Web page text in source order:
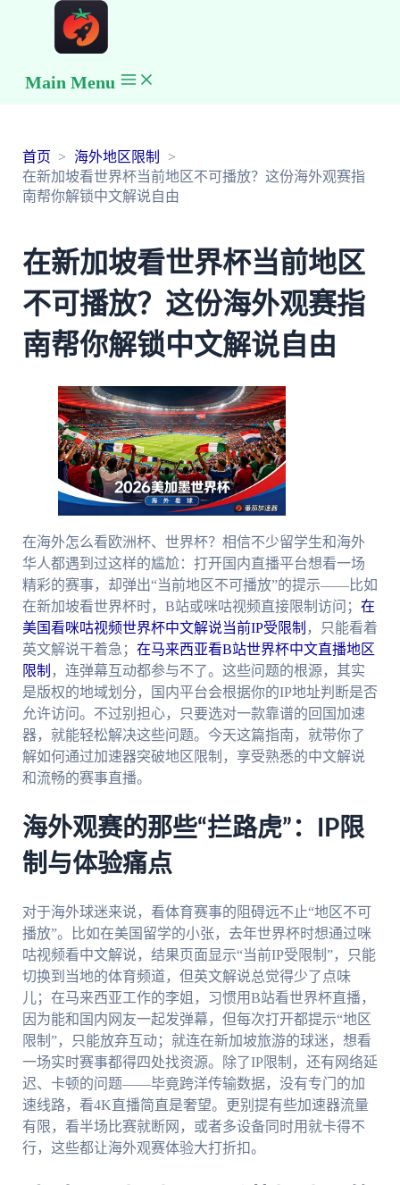
Main Menu
首页
海外地区限制
在新加坡看世界杯当前地区不可播放？这份海外观赛指
南帮你解锁中文解说自由
在新加坡看世界杯当前地区
不可播放？这份海外观赛指
南帮你解锁中文解说自由
在海外怎么看欧洲杯、世界杯？相信不少留学生和海外
华人都遇到过这样的尴尬：打开国内直播平台想看一场
精彩的赛事，却弹出“当前地区不可播放”的提示——比如
在新加坡看世界杯时，B站或咪咕视频直接限制访问； 在
美国看咪咕视频世界杯中文解说当前IP受限制 ，只能看着
英文解说干着急； 在马来西亚看B站世界杯中文直播地区
限制 ，连弹幕互动都参与不了。这些问题的根源，其实
是版权的地域划分，国内平台会根据你的IP地址判断是否
允许访问。不过别担心，只要选对一款靠谱的回国加速
器，就能轻松解决这些问题。今天这篇指南，就带你了
解如何通过加速器突破地区限制，享受熟悉的中文解说
和流畅的赛事直播。
海外观赛的那些“拦路虎”：IP限
制与体验痛点
对于海外球迷来说，看体育赛事的阻碍远不止“地区不可
播放”。比如在美国留学的小张，去年世界杯时想通过咪
咕视频看中文解说，结果页面显示“当前IP受限制”，只能
切换到当地的体育频道，但英文解说总觉得少了点味
儿；在马来西亚工作的李姐，习惯用B站看世界杯直播，
因为能和国内网友一起发弹幕，但每次打开都提示“地区
限制”，只能放弃互动；就连在新加坡旅游的球迷，想看
一场实时赛事都得四处找资源。除了IP限制，还有网络延
迟、卡顿的问题——毕竟跨洋传输数据，没有专门的加
速线路，看4K直播简直是奢望。更别提有些加速器流量
有限，看半场比赛就断网，或者多设备同时用就卡得不
行，这些都让海外观赛体验大打折扣。